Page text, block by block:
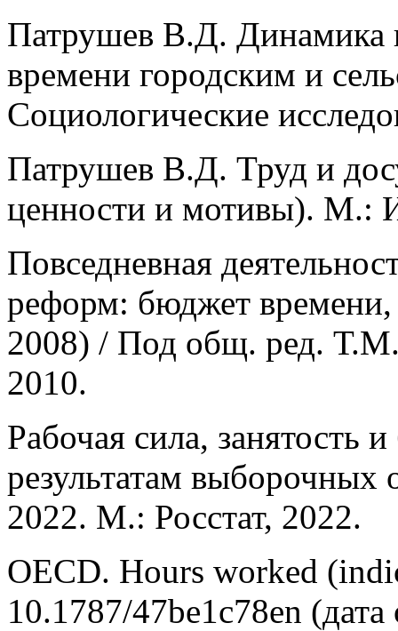
Патрушев В.Д. Динамика
времени городским и
Социологические
Патрушев В.Д. Труд и
ценности и мотивы). М.:
Повседневная
реформ: бюджет
2008) / Под общ. ред.
2010.
Рабочая сила, занятость
результатам выборочных
2022. M.: Росстат, 2022.
OECD. Hours worked
10.1787/47be1c78en